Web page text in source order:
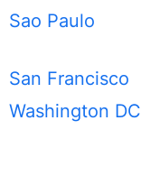
Sao Paulo
San Francisco
Washington DC